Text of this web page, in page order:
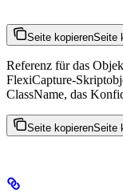
Seite kopierenSeite
Referenz für das
FlexiCapture-
ClassName, das
Seite kopierenSeite